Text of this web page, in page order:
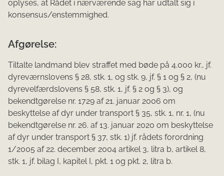
oplyses, at Rådet i nærværende sag har udtalt sig i
konsensus/enstemmighed.
Afgørelse:
Tiltalte landmand blev straffet med bøde på 4.000 kr., jf.
dyreværnslovens § 28, stk. 1, og stk. 9, jf. § 1 og § 2, (nu
dyrevelfærdslovens § 58, stk. 1, jf. § 2 og § 3), og
bekendtgørelse nr. 1729 af 21. januar 2006 om
beskyttelse af dyr under transport § 35, stk. 1, nr. 1, (nu
bekendtgørelse nr. 26. af 13. januar 2020 om beskyttelse
af dyr under transport § 37, stk. 1) jf. rådets forordning
1/2005 af 22. december 2004 artikel 3, litra b, artikel 8,
stk. 1, jf. bilag I, kapitel I, pkt. 1 og pkt. 2, litra b.